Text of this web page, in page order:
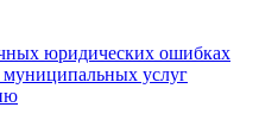
юридических ошибках
услуг